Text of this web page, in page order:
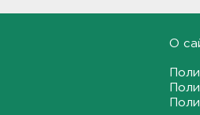
17:50, 06.08.2026
В пятницу вузы
О